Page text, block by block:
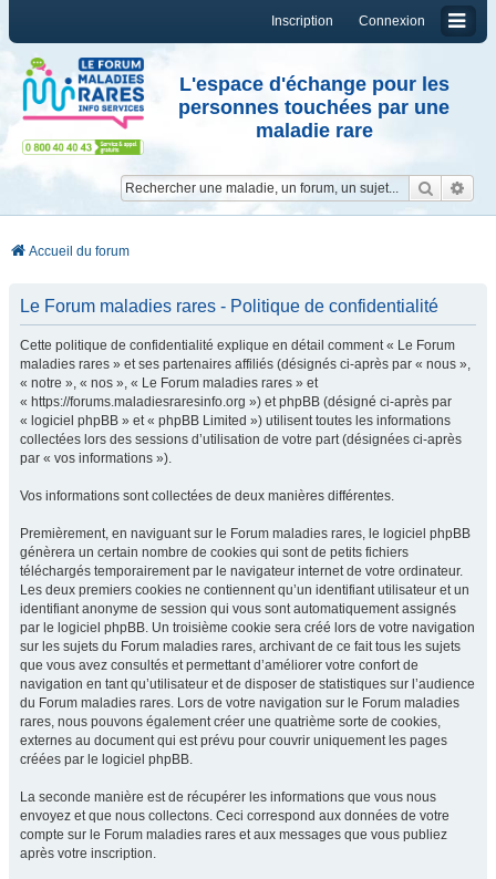
Connexion
Inscription
L'espace d'échange pour les
personnes touchées par une
maladie rare
Accueil du forum
Le Forum maladies rares - Politique de confidentialité
Cette politique de confidentialité explique en détail comment « Le Forum
maladies rares » et ses partenaires affiliés (désignés ci-après par « nous »,
« notre », « nos », « Le Forum maladies rares » et
« https://forums.maladiesraresinfo.org ») et phpBB (désigné ci-après par
« logiciel phpBB » et « phpBB Limited ») utilisent toutes les informations
collectées lors des sessions d’utilisation de votre part (désignées ci-après
par « vos informations »).
Vos informations sont collectées de deux manières différentes.
Premièrement, en naviguant sur le Forum maladies rares, le logiciel phpBB
génèrera un certain nombre de cookies qui sont de petits fichiers
téléchargés temporairement par le navigateur internet de votre ordinateur.
Les deux premiers cookies ne contiennent qu’un identifiant utilisateur et un
identifiant anonyme de session qui vous sont automatiquement assignés
par le logiciel phpBB. Un troisième cookie sera créé lors de votre navigation
sur les sujets du Forum maladies rares, archivant de ce fait tous les sujets
que vous avez consultés et permettant d’améliorer votre confort de
navigation en tant qu’utilisateur et de disposer de statistiques sur l’audience
du Forum maladies rares. Lors de votre navigation sur le Forum maladies
rares, nous pouvons également créer une quatrième sorte de cookies,
externes au document qui est prévu pour couvrir uniquement les pages
créées par le logiciel phpBB.
La seconde manière est de récupérer les informations que vous nous
envoyez et que nous collectons. Ceci correspond aux données de votre
compte sur le Forum maladies rares et aux messages que vous publiez
après votre inscription.